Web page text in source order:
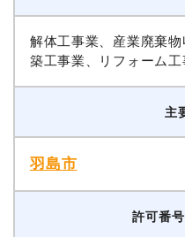
解体工事業、産業廃棄
築工事業、リフォーム
主
羽島市
許可番号